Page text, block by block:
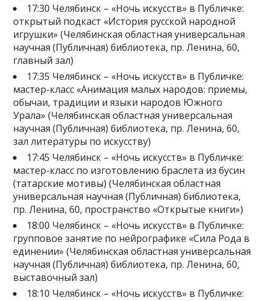
17:30 Челябинск – «Ночь искусств» в Публичке:
открытый подкаст «История русской народной
игрушки» (Челябинская областная универсальная
научная (Публичная) библиотека, пр. Ленина, 60,
главный зал)
17:35 Челябинск – «Ночь искусств» в Публичке:
мастер-класс «Анимация малых народов: приемы,
обычаи, традиции и языки народов Южного
Урала» (Челябинская областная универсальная
научная (Публичная) библиотека, пр. Ленина, 60,
зал литературы по искусству)
17:45 Челябинск – «Ночь искусств» в Публичке:
мастер-класс по изготовлению браслета из бусин
(татарские мотивы) (Челябинская областная
универсальная научная (Публичная) библиотека,
пр. Ленина, 60, пространство «Открытые книги»)
18:00 Челябинск – «Ночь искусств» в Публичке:
групповое занятие по нейрографике «Сила Рода в
единении» (Челябинская областная универсальная
научная (Публичная) библиотека, пр. Ленина, 60,
выставочный зал)
18:10 Челябинск – «Ночь искусств» в Публичке: